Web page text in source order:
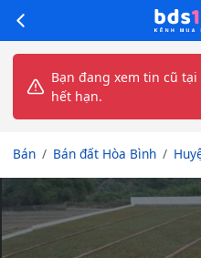
Bạn đang xem tin cũ
hết hạn.
Bán Bán đất Hòa Bình